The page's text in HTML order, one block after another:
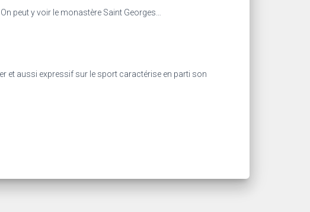
peut y voir le monastère Saint Georges…
et aussi expressif sur le sport caractérise en parti son